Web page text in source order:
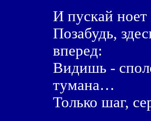
И пускай ноет
Позабудь,
вперед:
Видишь -
тумана…
Только шаг,